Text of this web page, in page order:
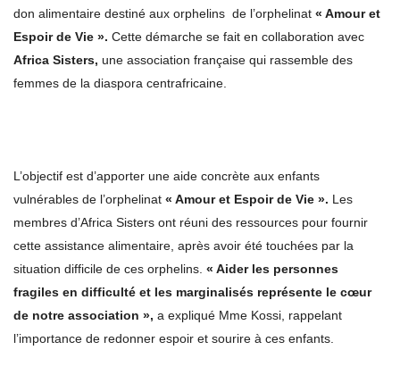
don alimentaire destiné aux orphelins de l’orphelinat « Amour et
Espoir de Vie ». Cette démarche se fait en collaboration avec
Africa Sisters, une association française qui rassemble des
femmes de la diaspora centrafricaine.
L’objectif est d’apporter une aide concrète aux enfants
vulnérables de l’orphelinat « Amour et Espoir de Vie ». Les
membres d’Africa Sisters ont réuni des ressources pour fournir
cette assistance alimentaire, après avoir été touchées par la
situation difficile de ces orphelins. « Aider les personnes
fragiles en difficulté et les marginalisés représente le cœur
de notre association », a expliqué Mme Kossi, rappelant
l’importance de redonner espoir et sourire à ces enfants.